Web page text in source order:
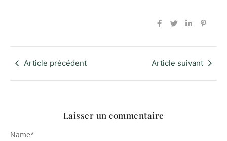
Article précédent Article suivant
Laisser un commentaire
Name*